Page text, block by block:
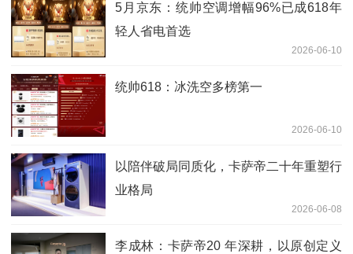
5月京东：统帅空调增幅96%已成618年
轻人省电首选
2026-06-10
统帅618：冰洗空多榜第一
2026-06-10
以陪伴破局同质化，卡萨帝二十年重塑行
业格局
2026-06-08
李成林：卡萨帝20 年深耕，以原创定义